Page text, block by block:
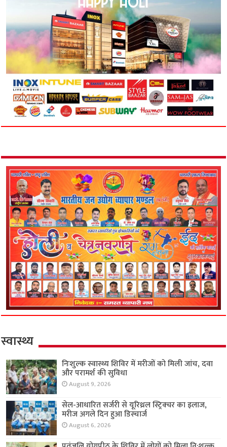
स्वास्थ्य
निःशुल्क स्वास्थ्य शिविर में मरीजों को मिली जांच, दवा
और परामर्श की सुविधा
August 9, 2026
सेल-आधारित सर्जरी से यूरिथ्रल स्ट्रिक्चर का इलाज,
मरीज अगले दिन हुआ डिस्चार्ज
August 6, 2026